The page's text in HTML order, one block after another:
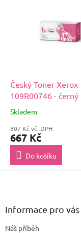
Český Toner Xerox
109R00746 - černý
Skladem
807 Kč vč. DPH
667 Kč
Do košíku
Z
Informace pro vás
Náš příběh